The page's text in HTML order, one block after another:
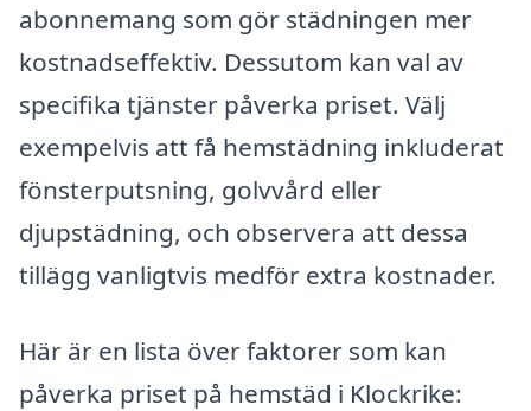
abonnemang som gör städningen mer
kostnadseffektiv. Dessutom kan val av
specifika tjänster påverka priset. Välj
exempelvis att få hemstädning inkluderat
fönsterputsning, golvvård eller
djupstädning, och observera att dessa
tillägg vanligtvis medför extra kostnader.
Här är en lista över faktorer som kan
påverka priset på hemstäd i Klockrike: